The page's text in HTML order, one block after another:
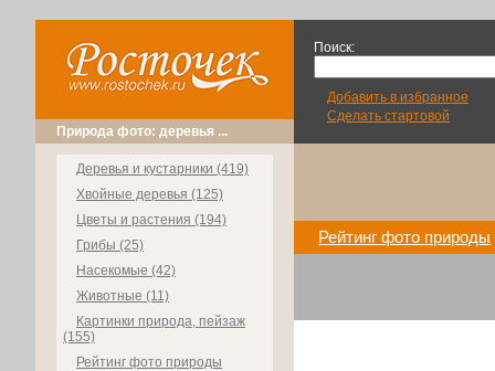
Природа фото: деревья ...
Деревья и кустарники (419)
Хвойные деревья (125)
Цветы и растения (194)
Грибы (25)
Насекомые (42)
Животные (11)
Картинки природа, пейзаж
(155)
Рейтинг фото природы
Поиск:
Добавить в избранное
Сделать стартовой
Рейтинг фото природы